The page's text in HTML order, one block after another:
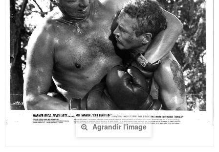
Agrandir l'image